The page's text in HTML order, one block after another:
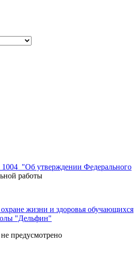
1004 "Об утверждении Федерального
работы
жизни и здоровья обучающихся
"Дельфин"
предусмотрено